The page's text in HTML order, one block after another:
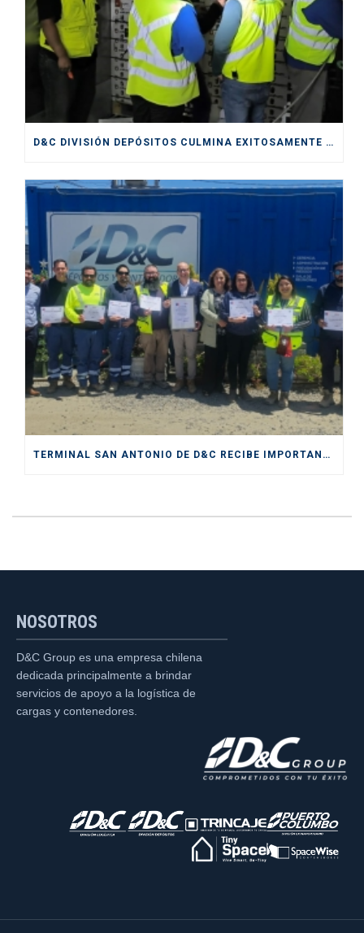
D&C DIVISIÓN DEPÓSITOS CULMINA EXITOSAMENTE SERVICIOS PRESTADOS DURANTE CICLO DE EXPORTACIÓN DE CEREZAS
TERMINAL SAN ANTONIO DE D&C RECIBE IMPORTANTE CERTIFICACIÓN DE SENDA COMO “ESPACIO PREVENTIVO”
NOSOTROS
D&C Group es una empresa chilena
dedicada principalmente a brindar
servicios de apoyo a la logística de
cargas y contenedores.